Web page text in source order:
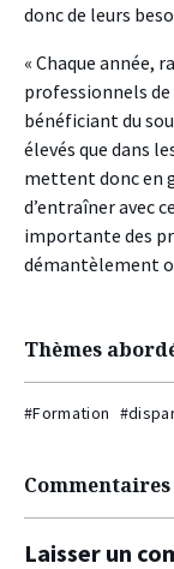
donc de leurs
« Chaque année,
professionnels
bénéficiant du
élevés que dans
mettent donc en
d’entraîner avec
importante des
démantèlement
Thèmes
#Formation
Commentaires
Laisser un